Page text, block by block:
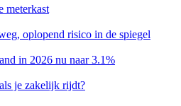
meterkast
oplopend risico in de spiegel
in 2026 nu naar 3.1%
je zakelijk rijdt?